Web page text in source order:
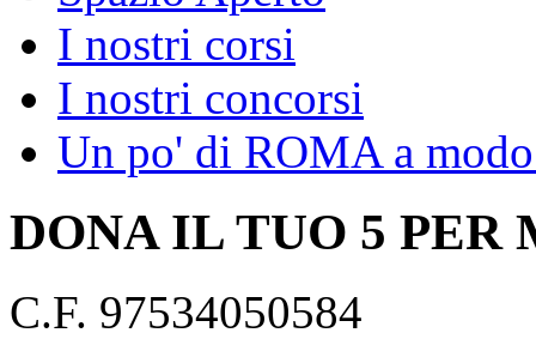
I nostri corsi
I nostri concorsi
Un po' di ROMA a
DONA IL TUO 5 PER
C.F. 97534050584